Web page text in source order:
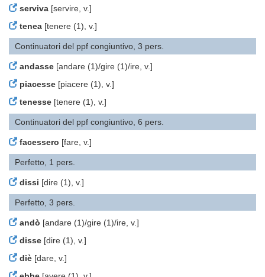
serviva [servire, v.]
tenea [tenere (1), v.]
Continuatori del ppf congiuntivo, 3 pers.
andasse [andare (1)/gire (1)/ire, v.]
piacesse [piacere (1), v.]
tenesse [tenere (1), v.]
Continuatori del ppf congiuntivo, 6 pers.
facessero [fare, v.]
Perfetto, 1 pers.
dissi [dire (1), v.]
Perfetto, 3 pers.
andò [andare (1)/gire (1)/ire, v.]
disse [dire (1), v.]
diè [dare, v.]